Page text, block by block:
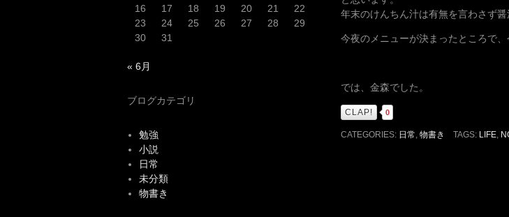
年末のけんちん汁は有無を言わさず醤
今夜のメニューが決まったところで、
では、金森でした。
CLAP! 0
CATEGORIES: 日常, 物書き TAGS: LIFE,
16
17 18 19 20 21
22
23
24 25 26 27 28
29
30
31
« 6月
ブログカテゴリ
勉強
小説
日常
未分類
物書き